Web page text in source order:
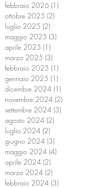
febbraio 2026 (1)
ottobre 2025 (2)
luglio 2025 (2)
maggio 2025 (3)
aprile 2025 (1)
marzo 2025 (3)
febbraio 2025 (1)
gennaio 2025 (1)
dicembre 2024 (1)
novembre 2024 (2)
settembre 2024 (3)
agosto 2024 (2)
luglio 2024 (2)
giugno 2024 (3)
maggio 2024 (4)
aprile 2024 (2)
marzo 2024 (2)
febbraio 2024 (3)